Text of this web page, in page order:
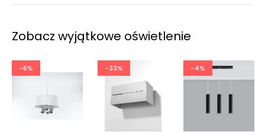
Zobacz wyjątkowe oświetlenie
-6% -33% -4%